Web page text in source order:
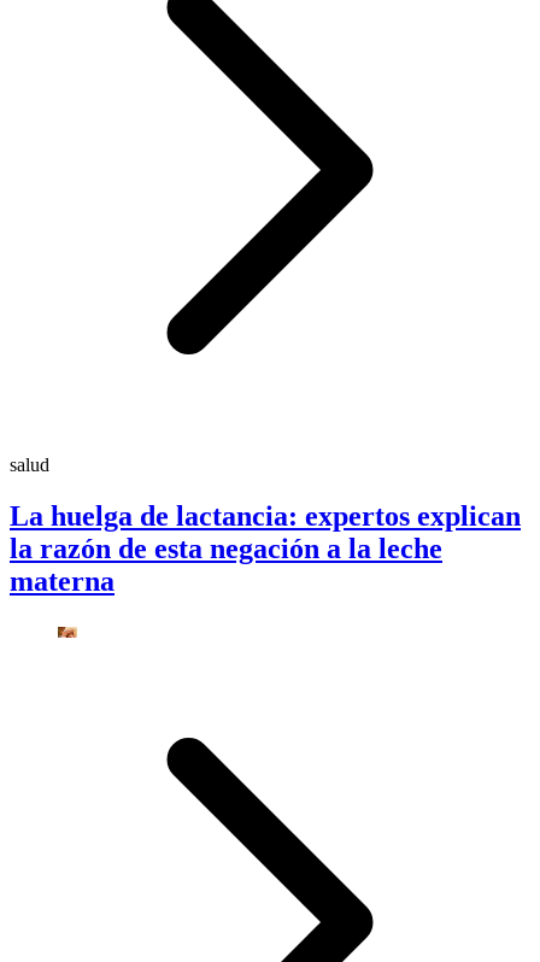
salud
La huelga de lactancia: expertos explican
la razón de esta negación a la leche
materna